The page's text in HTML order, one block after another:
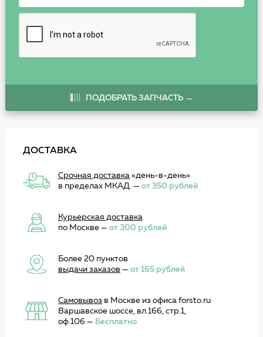
ПОДОБРАТЬ ЗАПЧАСТЬ →
ДОСТАВКА
Срочная доставка«день-в-день»
в пределах МКАД. — от 350 рублей
Курьерская доставка
по Москве — от 300 рублей
Более 20 пунктов
выдачи заказов — от 165 рублей
Самовывоз в Москве из офиса forsto.ru
Варшавское шоссе, вл.166, стр.1,
оф.106 — Бесплатно